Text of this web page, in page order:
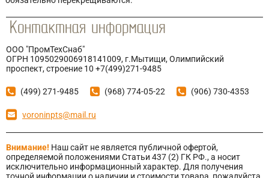
ООО "ПромТехСнаб"
ОГРН 1095029006918141009, г.Мытищи, Олимпийский
проспект, строение 10 +7(499)271-9485
(499) 271-9485 (968) 774-05-22 (906) 730-4353
voroninpts@mail.ru
Внимание! Наш сайт не является публичной офертой,
определяемой положениями Статьи 437 (2) ГК РФ., а носит
исключительно информационный характер. Для получения